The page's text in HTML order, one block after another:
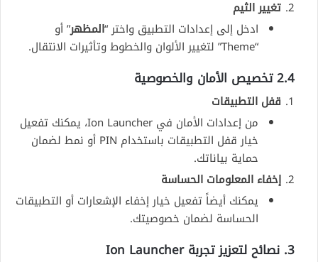
تغيير الثيم
ادخل إلى إعدادات التطبيق واختر “المظهر” أو
“Theme” لتغيير الألوان والخطوط وتأثيرات الانتقال.
2.4 تخصيص الأمان والخصوصية
قفل التطبيقات
من إعدادات الأمان في Ion Launcher، يمكنك تفعيل
خيار قفل التطبيقات باستخدام PIN أو نمط لضمان
حماية بياناتك.
إخفاء المعلومات الحساسة
يمكنك أيضاً تفعيل خيار إخفاء الإشعارات أو التطبيقات
الحساسة لضمان خصوصيتك.
3. نصائح لتعزيز تجربة Ion Launcher